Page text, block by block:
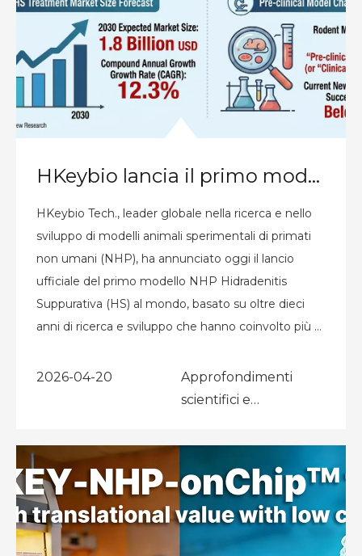
HKeybio lancia il primo modello NHP per l'idrosadenite suppurativa al mondo con elevata coerenza clinica per affrontare il collo di bottiglia globale della ricerca e sviluppo sui farmaci
HKeybio Tech., leader globale nella ricerca e nello
sviluppo di modelli animali sperimentali di primati
non umani (NHP), ha annunciato oggi il lancio
ufficiale del primo modello NHP Hidradenitis
Suppurativa (HS) al mondo, basato su oltre dieci
anni di ricerca e sviluppo che hanno coinvolto più di
2026-04-20
Approfondimenti
scientifici e